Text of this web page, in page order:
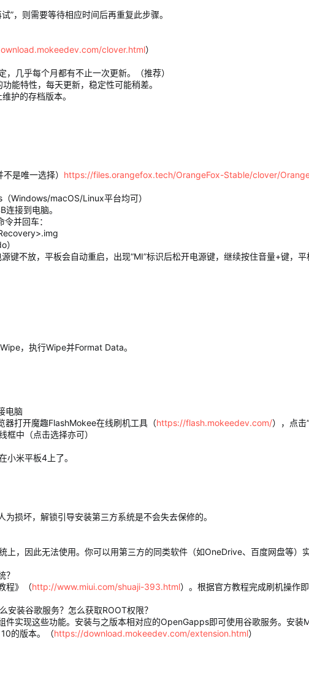
”，则需要等待相应时间后再重复此步骤。
clover.html）
几乎每个月都有不止一次更新。（推荐）
能特性，每天更新，稳定性可能稍差。
护的存档版本。
是唯一选择） https://files.orangefox.tech/OrangeFox-Stable/clover/
Windows/macOS/Linux平台均可）
接到电脑。
并回车：
）
键不放，平板会自动重启，出现“MI”标识后松开电源键，继续按住音量+键，平
，执行Wipe并Format Data。
电脑
器打开魔趣FlashMokee在线刷机工具（https://flash.mokeedev.com/），点击“
框中（点击选择亦可）
小米平板4上了。
损坏，解锁引导安装第三方系统是不会失去保修的。
上，因此无法使用。你可以用第三方的同类软件（如OneDrive、百度网盘等）实
？
程》（http://www.miui.com/shuaji-393.html）。根据官方教程完成刷机操作
安装谷歌服务？怎么获取ROOT权限？
件实现这些功能。安装与之版本相对应的OpenGapps即可使用谷歌服务。安
的版本。（https://download.mokeedev.com/extension.html）